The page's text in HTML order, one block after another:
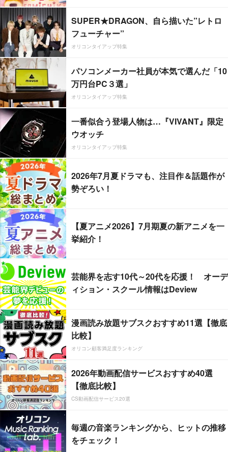
SUPER★DRAGON、自ら描いた”レトロ
フューチャー”
オリコンタイアップ特集
パソコンメーカー社員が本気で選んだ「10
万円台PC３選」
オリコンタイアップ特集
一番似合う登場人物は…『VIVANT』限定
ウオッチ
オリコンタイアップ特集
2026年7月夏ドラマも、注目作＆話題作が
勢ぞろい！
【夏アニメ2026】7月期夏の新アニメを一
挙紹介！
芸能界を志す10代～20代を応援！ オーデ
ィション・スクール情報はDeview
漫画読み放題サブスクおすすめ11選【徹底
比較】
オリコン顧客満足度ランキング
2026年動画配信サービスおすすめ40選
【徹底比較】
CS動画配信サービス20選
毎週の音楽ランキングから、ヒットの推移
をチェック！